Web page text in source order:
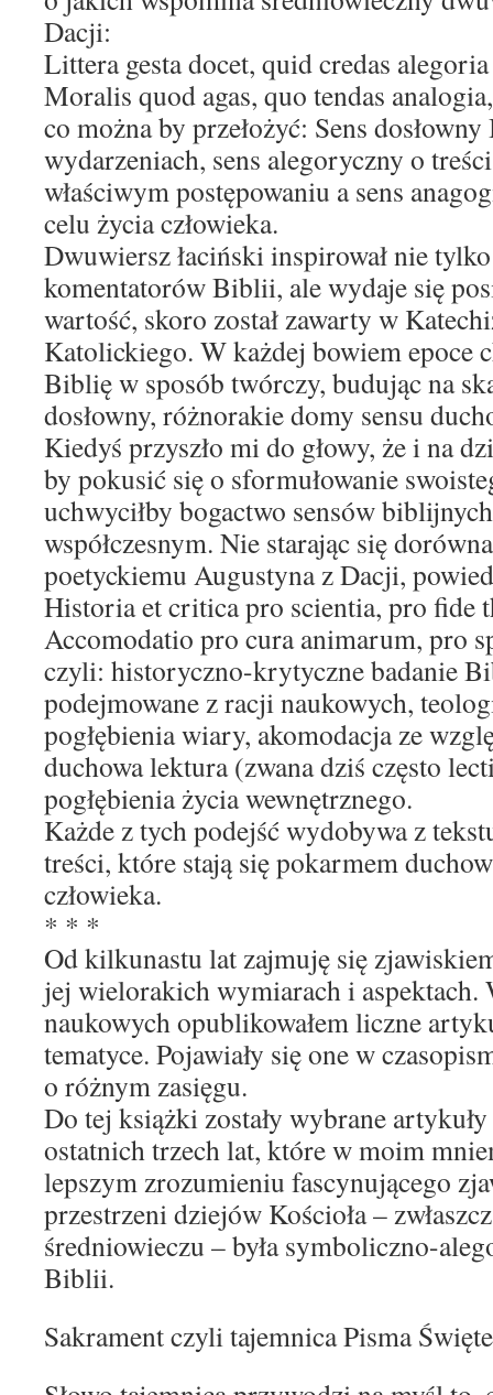
Dacji:
Littera gesta docet, quid credas alegoria
Moralis quod agas, quo tendas analogia,
co można by przełożyć: Sens
wydarzeniach, sens alegoryczny o
właściwym postępowaniu a sens
celu życia człowieka.
Dwuwiersz łaciński inspirował nie
komentatorów Biblii, ale wydaje się
wartość, skoro został zawarty w
Katolickiego. W każdej bowiem epoce
Biblię w sposób twórczy, budując na
dosłowny, różnorakie domy sensu
Kiedyś przyszło mi do głowy, że i na
by pokusić się o sformułowanie
uchwyciłby bogactwo sensów
współczesnym. Nie starając się
poetyckiemu Augustyna z Dacji,
Historia et critica pro scientia, pro fide
Accomodatio pro cura animarum, pro
czyli: historyczno-krytyczne badanie
podejmowane z racji naukowych,
pogłębienia wiary, akomodacja ze
duchowa lektura (zwana dziś często
pogłębienia życia wewnętrznego.
Każde z tych podejść wydobywa z
treści, które stają się pokarmem
człowieka.
* * *
Od kilkunastu lat zajmuję się
jej wielorakich wymiarach i aspektach.
naukowych opublikowałem liczne
tematyce. Pojawiały się one w
o różnym zasięgu.
Do tej książki zostały wybrane
ostatnich trzech lat, które w moim
lepszym zrozumieniu fascynującego
przestrzeni dziejów Kościoła –
średniowieczu – była symboliczno-
Biblii.
Sakrament czyli tajemnica Pisma